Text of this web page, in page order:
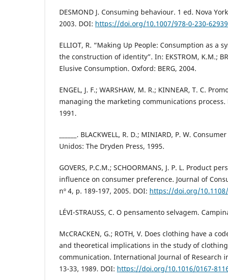
DESMOND J. Consuming behaviour. 1 ed. Nova
2003. DOI: https://doi.org/10.1007/978-0-230-
ELLIOT, R. “Making Up People: Consumption as a
the construction of identity”. In: EKSTROM, K.M.;
Elusive Consumption. Oxford: BERG, 2004.
ENGEL, J. F.; WARSHAW, M. R.; KINNEAR, T. C.
managing the marketing communications process.
1991.
______. BLACKWELL, R. D.; MINIARD, P. W.
Unidos: The Dryden Press, 1995.
GOVERS, P.C.M.; SCHOORMANS, J. P. L. Product
influence on consumer preference. Journal of
nº 4, p. 189-197, 2005. DOI: https://doi.org/10.1108/
LÉVI-STRAUSS, C. O pensamento selvagem.
McCRACKEN, G.; ROTH, V. Does clothing have a
and theoretical implications in the study of
communication. International Journal of Research
13-33, 1989. DOI: https://doi.org/10.1016/0167-